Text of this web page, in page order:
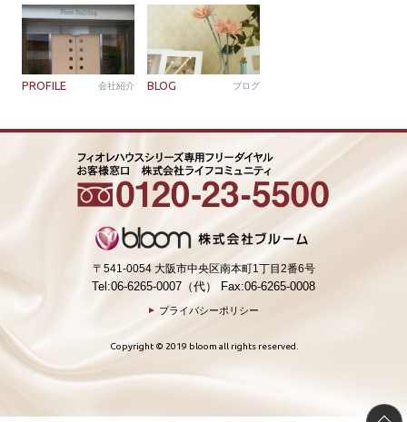
PROFILE 会社紹介 BLOG ブログ
〒541-0054 大阪市中央区南本町1丁目2番6号
Tel:06-6265-0007（代） Fax:06-6265-0008
プライバシーポリシー
Copyright © 2019 bloom all rights reserved.